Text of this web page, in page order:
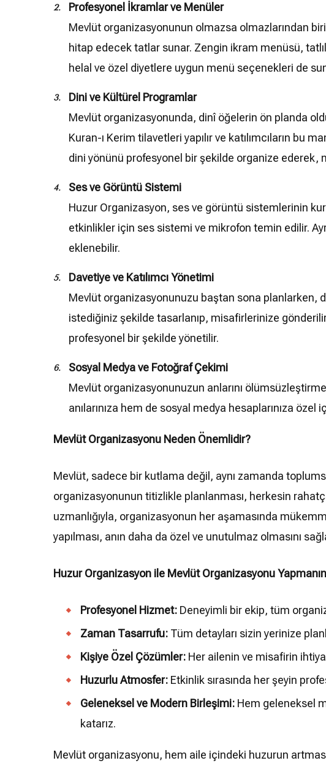
Profesyonel İkramlar ve Menüler
Mevlüt organizasyonunun olmazsa olmazlarından
hitap edecek tatlar sunar. Zengin ikram menüsü,
helal ve özel diyetlere uygun menü seçenekleri de
Dini ve Kültürel Programlar
Mevlüt organizasyonunda, dinî öğelerin ön planda
Kuran-ı Kerim tilavetleri yapılır ve katılımcıların
dini yönünü profesyonel bir şekilde organize ederek,
Ses ve Görüntü Sistemi
Huzur Organizasyon, ses ve görüntü sistemlerinin
etkinlikler için ses sistemi ve mikrofon temin edilir.
eklenebilir.
Davetiye ve Katılımcı Yönetimi
Mevlüt organizasyonunuzu baştan sona planlarken,
istediğiniz şekilde tasarlanıp, misafirlerinize
profesyonel bir şekilde yönetilir.
Sosyal Medya ve Fotoğraf Çekimi
Mevlüt organizasyonunuzun anlarını
anılarınıza hem de sosyal medya hesaplarınıza
Mevlüt Organizasyonu Neden Önemlidir?
Mevlüt, sadece bir kutlama değil, aynı zamanda
organizasyonunun titizlikle planlanması, herkesin
uzmanlığıyla, organizasyonun her aşamasında
yapılması, anın daha da özel ve unutulmaz olmasını
Huzur Organizasyon ile Mevlüt Organizasyonu
Profesyonel Hizmet: Deneyimli bir ekip, tüm
Zaman Tasarrufu: Tüm detayları sizin yerinize
Kişiye Özel Çözümler: Her ailenin ve misafirin
Huzurlu Atmosfer: Etkinlik sırasında her şeyin
Geleneksel ve Modern Birleşimi: Hem geleneksel
katarız.
Mevlüt organizasyonu, hem aile içindeki huzurun